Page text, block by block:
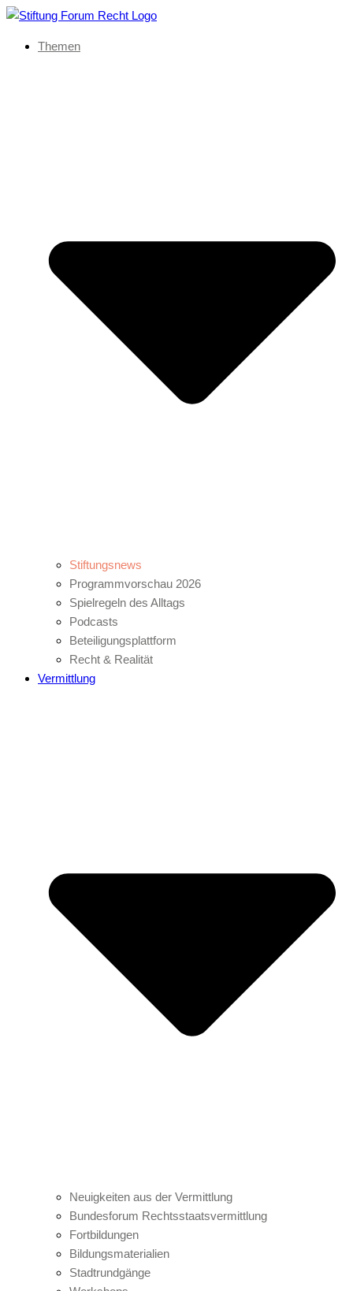
Themen
Stiftungsnews
Programmvorschau 2026
Spielregeln des Alltags
Podcasts
Beteiligungsplattform
Recht & Realität
Vermittlung
Neuigkeiten aus der Vermittlung
Bundesforum Rechtsstaatsvermittlung
Fortbildungen
Bildungsmaterialien
Stadtrundgänge